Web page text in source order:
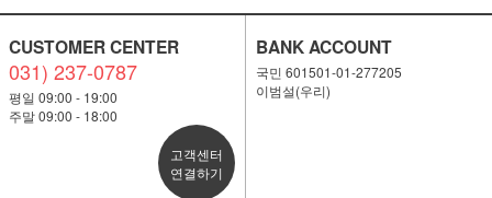
CUSTOMER CENTER
031) 237-0787
평일 09:00 - 19:00
주말 09:00 - 18:00
고객센터
연결하기
BANK ACCOUNT
국민 601501-01-277205
이범설(우리)